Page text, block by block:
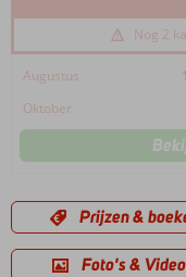
Nog 2
Augustus
Oktober
Prijzen &
Foto's &